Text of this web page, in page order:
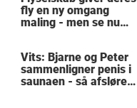
fly en ny omgang
maling - men se nu
Vits: Bjarne og Peter
sammenligner penis i
saunaen - så afslører